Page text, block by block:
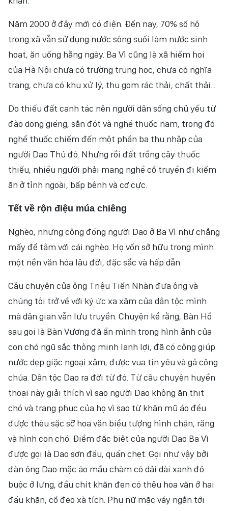
Năm 2000 ở đây mới có điện. Đến nay, 70% số hộ
trong xã vẫn sử dụng nước sông suối làm nước sinh
hoạt, ăn uống hằng ngày. Ba Vì cũng là xã hiếm hoi
của Hà Nội chưa có trường trung học, chưa có nghĩa
trang, chưa có khu xử lý, thu gom rác thải, chất thải...
Do thiếu đất canh tác nên người dân sống chủ yếu từ
đào dong giềng, sắn đót và nghề thuốc nam, trong đó
nghề thuốc chiếm đến một phần ba thu nhập của
người Dao Thủ đô. Nhưng rồi đất trồng cây thuốc
thiếu, nhiều người phải mang nghề cổ truyền đi kiếm
ăn ở tỉnh ngoài, bấp bênh và cơ cực.
Tết về rộn điệu múa chiêng
Nghèo, nhưng cộng đồng người Dao ở Ba Vì như chẳng
mấy để tâm với cái nghèo. Họ vốn sở hữu trong mình
một nền văn hóa lâu đời, đặc sắc và hấp dẫn.
Câu chuyện của ông Triệu Tiến Nhàn đưa ông và
chúng tôi trở về với ký ức xa xăm của dân tộc mình
mà dân gian vẫn lưu truyền. Chuyện kể rằng, Bàn Hồ
sau gọi là Bàn Vương đã ẩn mình trong hình ảnh của
con chó ngũ sắc thông minh lanh lợi, đã có công giúp
nước dẹp giặc ngoại xâm, được vua tin yêu và gả công
chúa. Dân tộc Dao ra đời từ đó. Từ câu chuyện huyền
thoại này giải thích vì sao người Dao không ăn thịt
chó và trang phục của họ vì sao từ khăn mũ áo đều
được thêu sặc sỡ hoa văn biểu tượng hình chân, răng
và hình con chó. Điểm đặc biệt của người Dao Ba Vì
được gọi là Dao sơn đầu, quần chẹt. Gọi như vậy bởi
đàn ông Dao mặc áo mầu chàm có dải dài xanh đỏ
buộc ở lưng, đầu chít khăn đen có thêu hoa văn ở hai
đầu khăn, cổ đeo xà tích. Phụ nữ mặc váy ngắn tới